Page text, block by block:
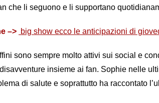
che li seguono e li supportano
–> big show ecco le anticipazioni di
sono sempre molto attivi sui social e
insieme ai fan. Sophie nelle
di salute e soprattutto ha raccontato